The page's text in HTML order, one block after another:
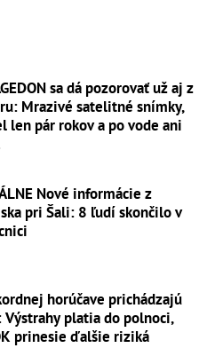
sa dá pozorovať už aj z
Mrazivé satelitné snímky,
len pár rokov a po vode ani
Nové informácie z
pri Šali: 8 ľudí skončilo v
horúčave prichádzajú
Výstrahy platia do polnoci,
prinesie ďalšie riziká